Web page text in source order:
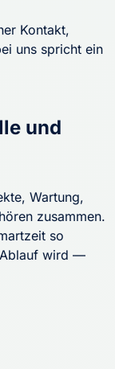
Kontakt,
uns spricht ein
und
Wartung,
zusammen.
so
Ablauf wird —